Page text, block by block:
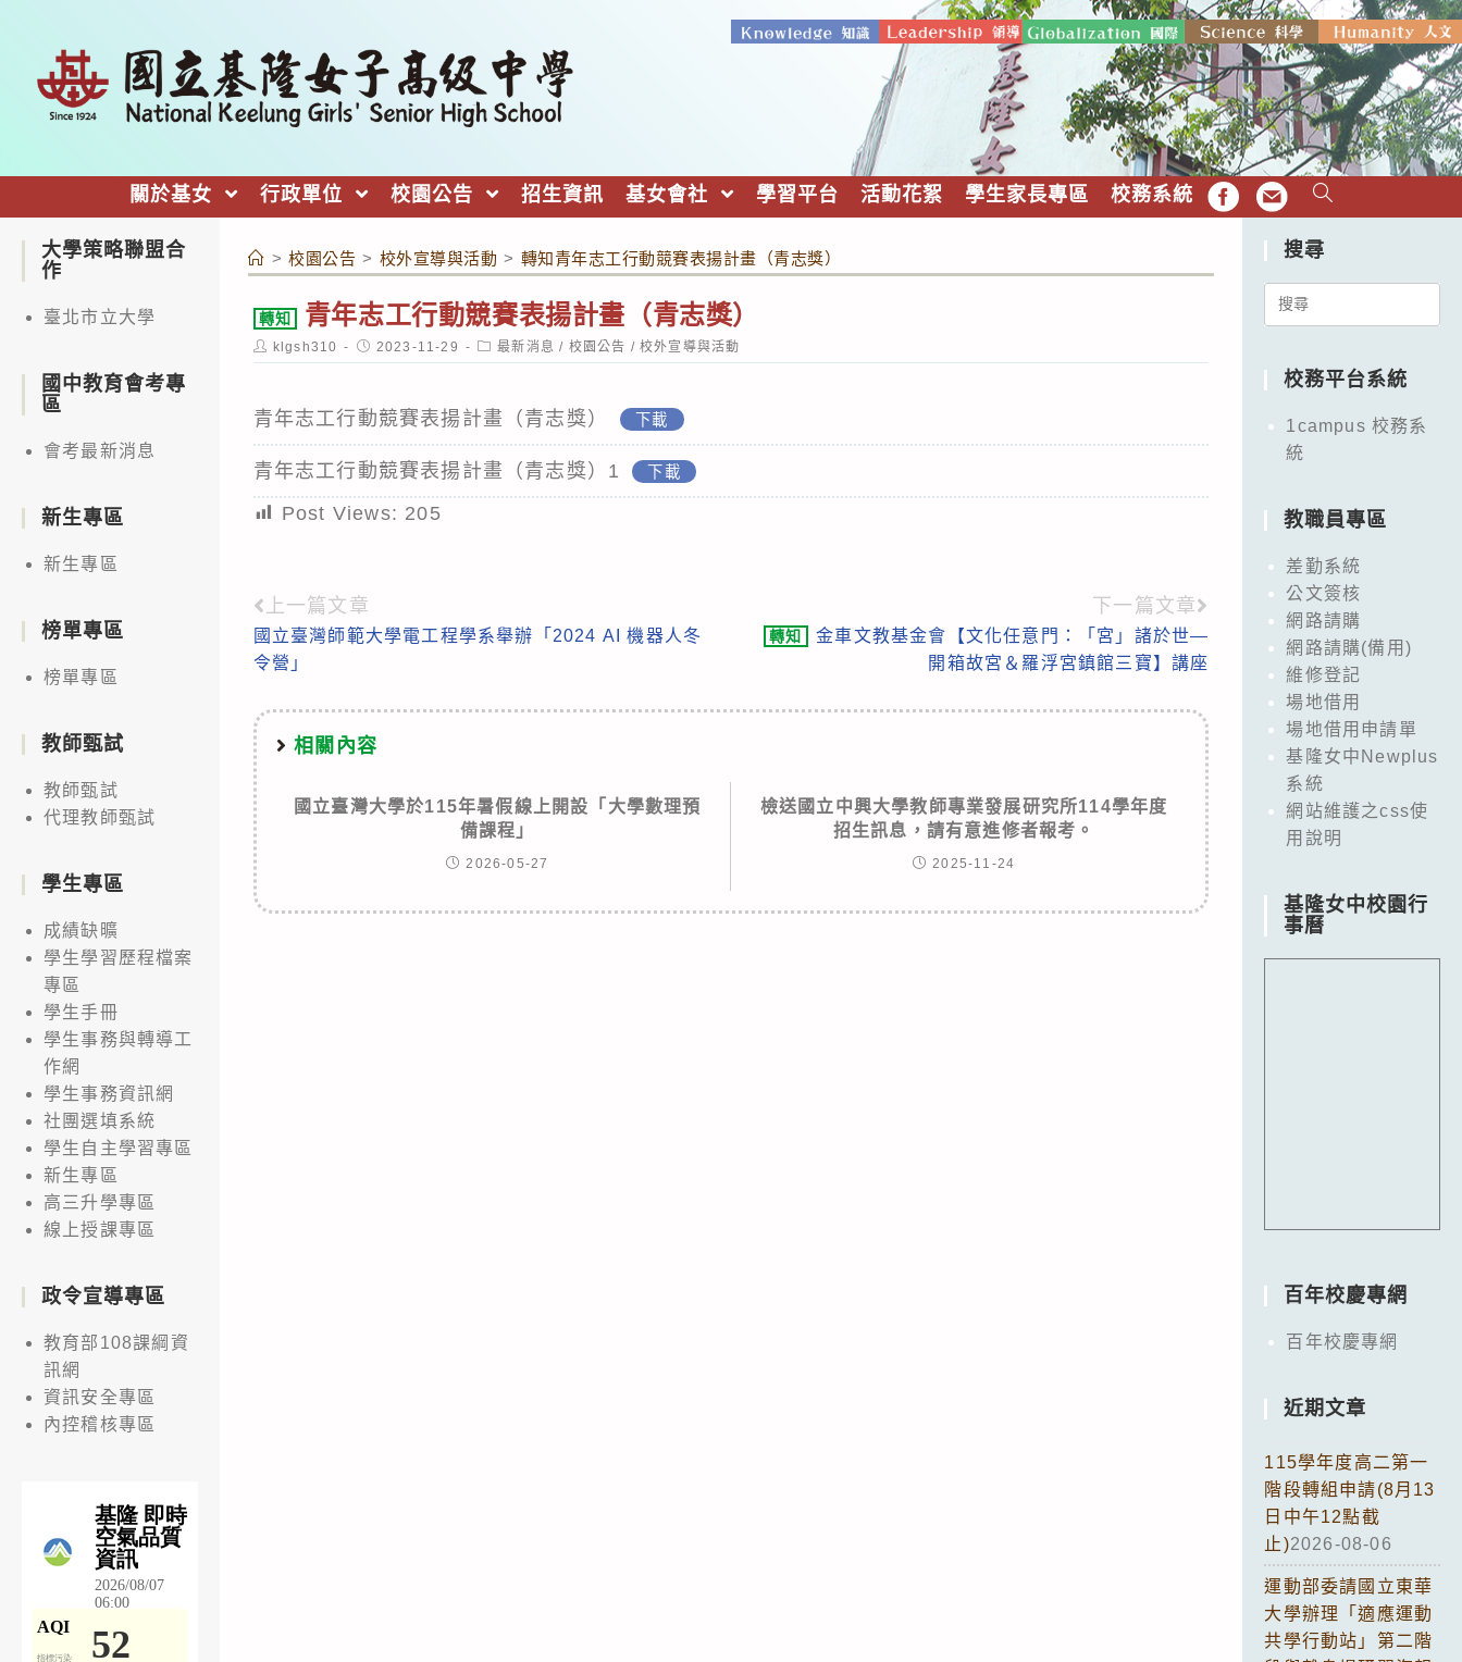
關於基女 行政單位 校園公告 招生資訊 基女會社 學習平台 活動花絮 學生家長專區 校務系統 FB EMAIL
> 校園公告 > 校外宣導與活動 > 轉知青年志工行動競賽表揚計畫（青志獎）
轉知 青年志工行動競賽表揚計畫（青志獎）
Post
author:
klgsh310
Post
published:
2023-11-29
Post
category:
最新消息 / 校園公告 / 校外宣導與活動
青年志工行動競賽表揚計畫（青志獎） 下載
青年志工行動競賽表揚計畫（青志獎）1 下載
Post Views: 205
Read
more
上一篇文章
國立臺灣師範大學電工程學系舉辦「2024 AI 機器人冬
令營」
下一篇文章
轉知
金車文教基金會【文化任意門：「宮」諸於世—
開箱故宮＆羅浮宮鎮館三寶】講座
相關內容
國立臺灣大學於115年暑假線上開設「大學數理預
備課程」
2026-05-27
檢送國立中興大學教師專業發展研究所114學年度
招生訊息，請有意進修者報考。
2025-11-24
大學策略聯盟合
作
臺北市立大學
國中教育會考專
區
會考最新消息
新生專區
新生專區
榜單專區
榜單專區
教師甄試
教師甄試
代理教師甄試
學生專區
成績缺曠
學生學習歷程檔案
專區
學生手冊
學生事務與轉導工
作網
學生事務資訊網
社團選填系統
學生自主學習專區
新生專區
高三升學專區
線上授課專區
政令宣導專區
教育部108課綱資
訊網
資訊安全專區
內控稽核專區
搜尋
Search
校務平台系統
1campus 校務系
統
教職員專區
差勤系統
公文簽核
網路請購
網路請購(備用)
維修登記
場地借用
場地借用申請單
基隆女中Newplus
系統
網站維護之css使
用說明
基隆女中校園行
事曆
百年校慶專網
百年校慶專網
近期文章
115學年度高二第一
階段轉組申請(8月13
日中午12點截
止)2026-08-06
運動部委請國立東華
大學辦理「適應運動
共學行動站」第二階